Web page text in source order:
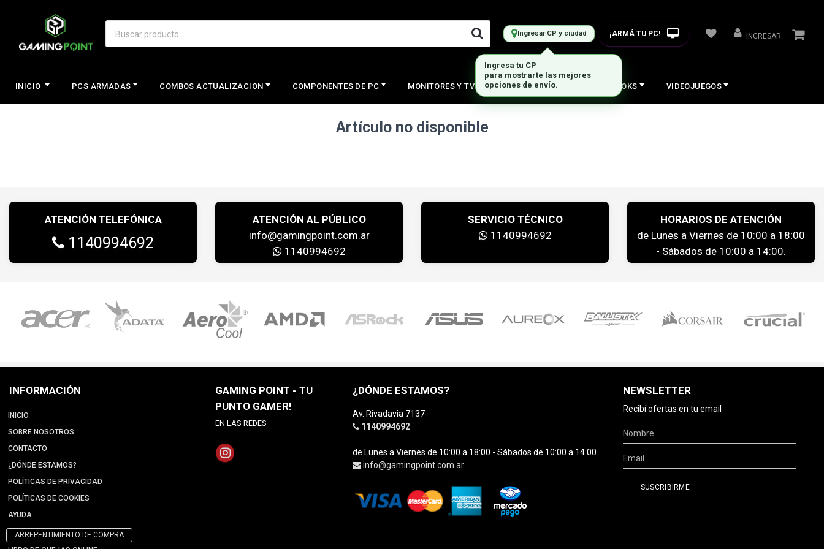
Ingresar CP y ciudad ¡ARMÁ TU PC! INGRESAR
INICIO PCS ARMADAS COMBOS ACTUALIZACION COMPONENTES DE PC MONITORES Y TVS PERIFERICOS NOTEBOOKS VIDEOJUEGOS
Artículo no disponible
ATENCIÓN TELEFÓNICA
1140994692
ATENCIÓN AL PÚBLICO
info@gamingpoint.com.ar
1140994692
SERVICIO TÉCNICO
1140994692
HORARIOS DE ATENCIÓN
de Lunes a Viernes de 10:00 a 18:00
- Sábados de 10:00 a 14:00.
INFORMACIÓN
INICIO
SOBRE NOSOTROS
CONTACTO
¿DÓNDE ESTAMOS?
POLÍTICAS DE PRIVACIDAD
POLÍTICAS DE COOKIES
AYUDA
ARREPENTIMIENTO DE COMPRA
GAMING POINT - TU
PUNTO GAMER!
EN LAS REDES
¿DÓNDE ESTAMOS?
Av. Rivadavia 7137
1140994692
de Lunes a Viernes de 10:00 a 18:00 - Sábados de 10:00 a 14:00.
info@gamingpoint.com.ar
NEWSLETTER
Recibí ofertas en tu email
Ingresa tu CP
para mostrarte las mejores
opciones de envío.